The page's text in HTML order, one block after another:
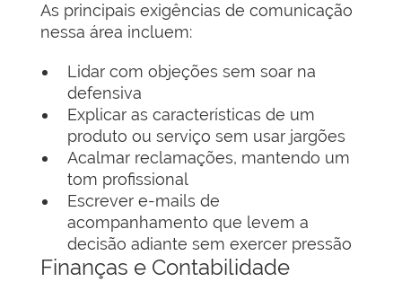
As principais exigências de comunicação
nessa área incluem:
Lidar com objeções sem soar na
defensiva
Explicar as características de um
produto ou serviço sem usar jargões
Acalmar reclamações, mantendo um
tom profissional
Escrever e-mails de
acompanhamento que levem a
decisão adiante sem exercer pressão
Finanças e Contabilidade